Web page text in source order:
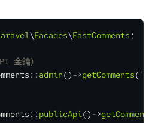
\Facades\FastComments ;
金鑰）
:: admin()->getComments(
:: publicApi()->